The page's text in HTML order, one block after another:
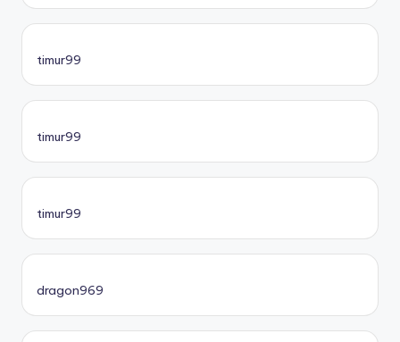
timur99
timur99
timur99
dragon969